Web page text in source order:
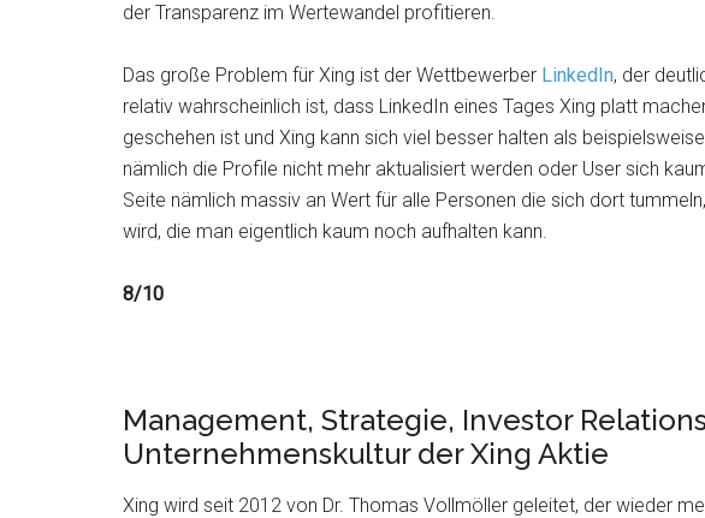
der Transparenz im Wertewandel profitieren.
Das große Problem für Xing ist der Wettbewerber LinkedIn, der
relativ wahrscheinlich ist, dass LinkedIn eines Tages Xing platt
geschehen ist und Xing kann sich viel besser halten als
nämlich die Profile nicht mehr aktualisiert werden oder User sich
Seite nämlich massiv an Wert für alle Personen die sich dort
wird, die man eigentlich kaum noch aufhalten kann.
8/10
Management, Strategie, Investor
Unternehmenskultur der Xing Aktie
Xing wird seit 2012 von Dr. Thomas Vollmöller geleitet, der wieder